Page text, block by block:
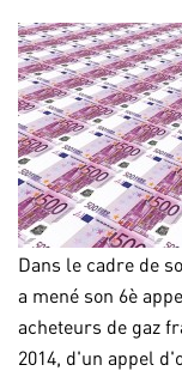
Dans le cadre de
a mené son 6è
acheteurs de gaz
2014, d'un appel